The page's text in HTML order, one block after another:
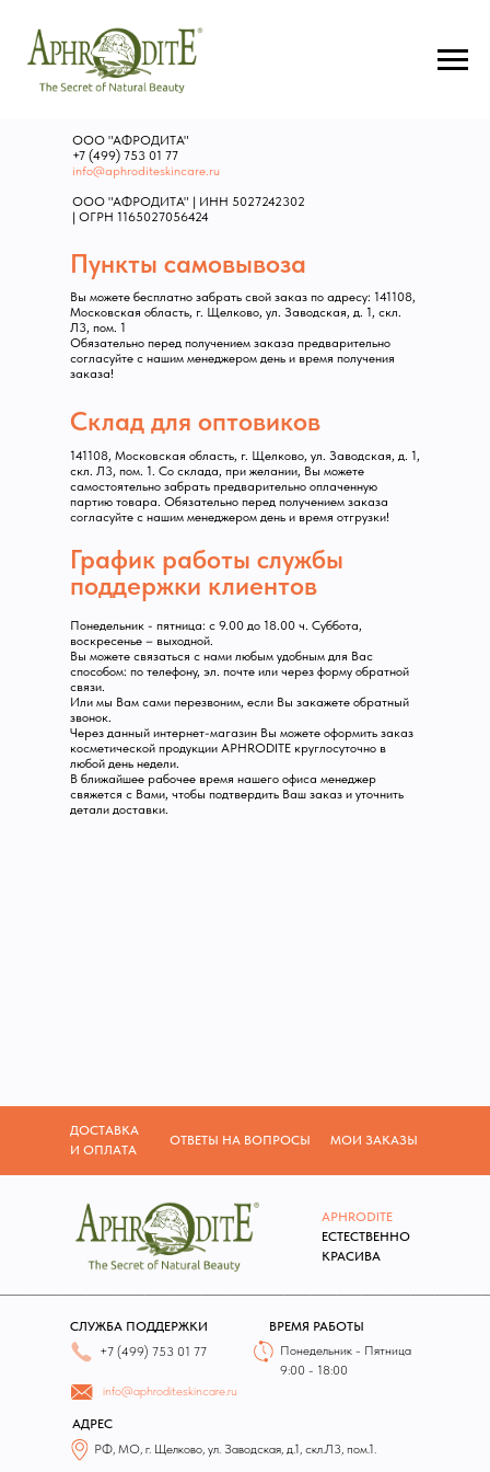
Пункты самовывоза
ООО "АФРОДИТА"
+7 (499) 753 01 77
info@aphroditeskincare.ru
ООО "АФРОДИТА" | ИНН 5027242302
| ОГРН 1165027056424
Вы можете бесплатно забрать свой заказ по адресу: 141108,
Московская область, г. Щелково, ул. Заводская, д. 1, скл.
Л3, пом. 1
Обязательно перед получением заказа предварительно
согласуйте с нашим менеджером день и время получения
заказа!
График работы службы
поддержки клиентов
Понедельник - пятница: с 9.00 до 18.00 ч. Суббота,
воскресенье – выходной.
Вы можете связаться с нами любым удобным для Вас
способом: по телефону, эл. почте или через форму обратной
связи.
Или мы Вам сами перезвоним, если Вы закажете обратный
звонок.
Через данный интернет-магазин Вы можете оформить заказ
косметической продукции APHRODITE круглосуточно в
любой день недели.
В ближайшее рабочее время нашего офиса менеджер
свяжется с Вами, чтобы подтвердить Ваш заказ и уточнить
детали доставки.
Склад для оптовиков
141108, Московская область, г. Щелково, ул. Заводская, д. 1,
скл. Л3, пом. 1. Со склада, при желании, Вы можете
самостоятельно забрать предварительно оплаченную
партию товара. Обязательно перед получением заказа
согласуйте с нашим менеджером день и время отгрузки!
APHRODITE
ЕСТЕСТВЕННО
КРАСИВА
СЛУЖБА ПОДДЕРЖКИ
ДОСТАВКА
И ОПЛАТА
ОТВЕТЫ НА ВОПРОСЫ МОИ ЗАКАЗЫ
АДРЕС
ВРЕМЯ РАБОТЫ
+7 (499) 753 01 77
info@aphroditeskincare.ru
РФ, МО, г. Щелково, ул. Заводская, д.1, скл.Л3, пом.1.
Понедельник - Пятница
9:00 - 18:00